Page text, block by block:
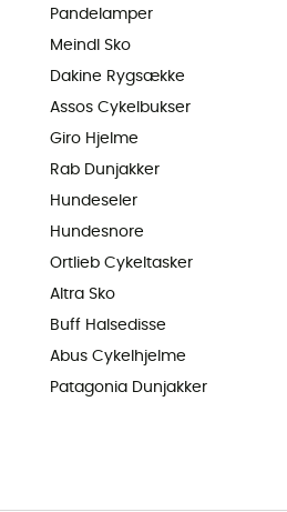
Pandelamper
Meindl Sko
Dakine Rygsække
Assos Cykelbukser
Giro Hjelme
Rab Dunjakker
Hundeseler
Hundesnore
Ortlieb Cykeltasker
Altra Sko
Buff Halsedisse
Abus Cykelhjelme
Patagonia Dunjakker